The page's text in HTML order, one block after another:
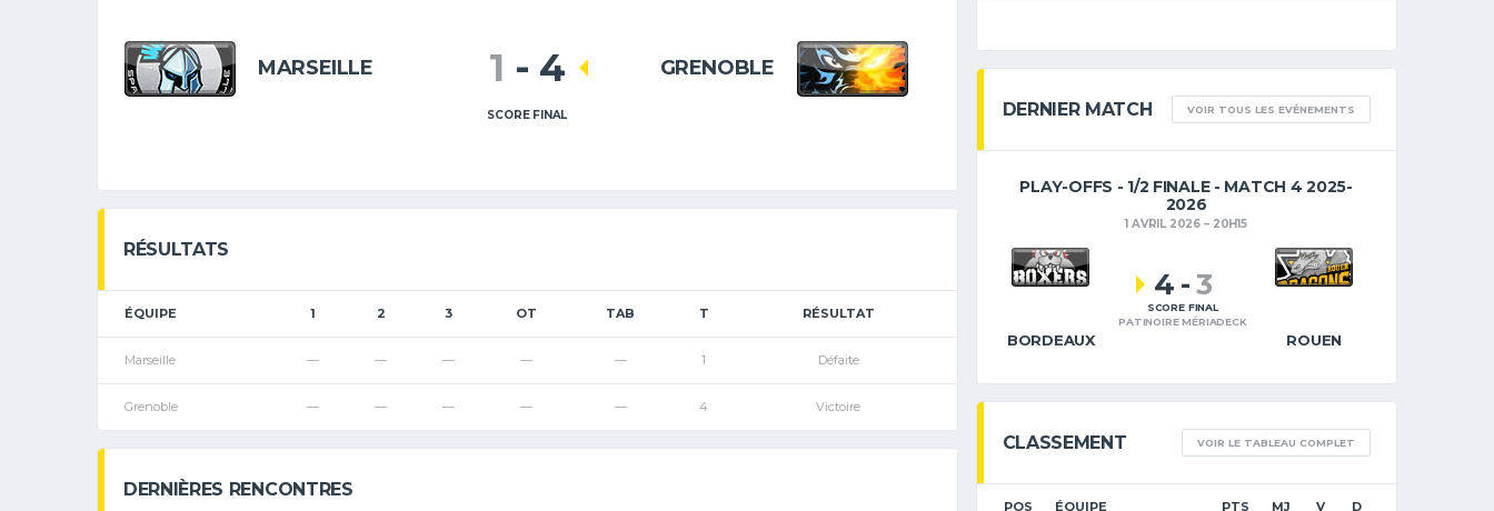
MARSEILLE GRENOBLE
1 - 4
SCORE FINAL
RÉSULTATS
ÉQUIPE 1 2 3 OT TAB T RÉSULTAT
Marseille — — — — — 1 Défaite
Grenoble — — — — — 4 Victoire
DERNIÈRES RENCONTRES
DERNIER MATCH VOIR TOUS LES EVÉNEMENTS
PLAY-OFFS - 1/2 FINALE - MATCH 4 2025-
2026
1 AVRIL 2026 20H15
BORDEAUX ROUEN
4 -3
SCORE FINAL
PATINOIRE MÉRIADECK
CLASSEMENT VOIR LE TABLEAU COMPLET
POS ÉQUIPE PTS MJ V D